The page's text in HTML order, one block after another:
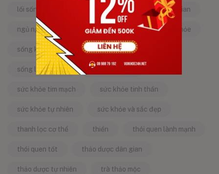
lối sống lành mạnh mật ong mẹo dân gian
ngủ ngon năng lượng tích cực sống khỏe
sống khỏe mỗi ngày sống khỏe đẹp
sống lành mạnh sống tích cực
sức khỏe tim mạch sức khỏe tinh thần
sức khỏe tự nhiên sức khỏe và sắc đẹp
thanh lọc cơ thể thiền thói quen lành mạnh
thói quen tốt thảo dược dân gian
thảo dược tự nhiên trà thảo mộc